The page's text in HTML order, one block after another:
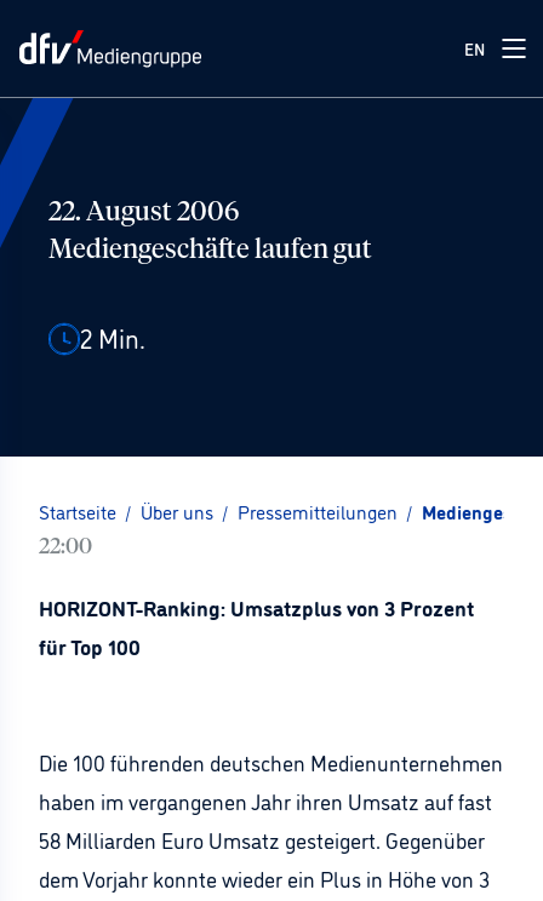
EN
22. August 2006
Mediengeschäfte laufen gut
2 Min.
Startseite / Über uns / Pressemitteilungen /
22:00
HORIZONT-Ranking: Umsatzplus von 3 Prozent
für Top 100
Die 100 führenden deutschen Medienunternehmen
haben im vergangenen Jahr ihren Umsatz auf fast
58 Milliarden Euro Umsatz gesteigert. Gegenüber
dem Vorjahr konnte wieder ein Plus in Höhe von 3